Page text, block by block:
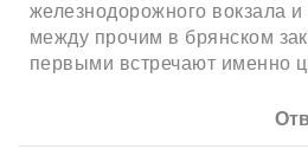
железнодорожного вокзала
между прочим в брянском
первыми встречают именно